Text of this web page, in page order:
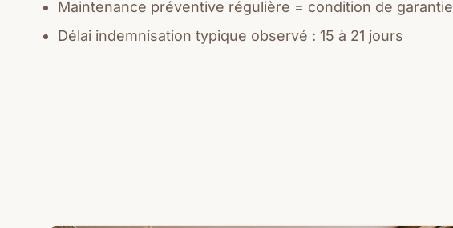
Maintenance préventive régulière = condition de garantie
Délai indemnisation typique observé : 15 à 21 jours